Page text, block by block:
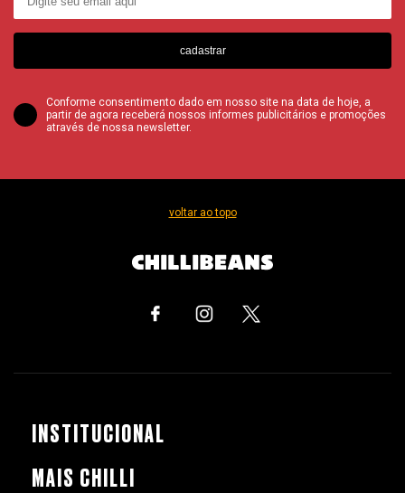
cadastrar
Conforme consentimento dado em nosso site na data de hoje, a
partir de agora receberá nossos informes publicitários e promoções
através de nossa newsletter.
voltar ao topo
INSTITUCIONAL
MAIS CHILLI